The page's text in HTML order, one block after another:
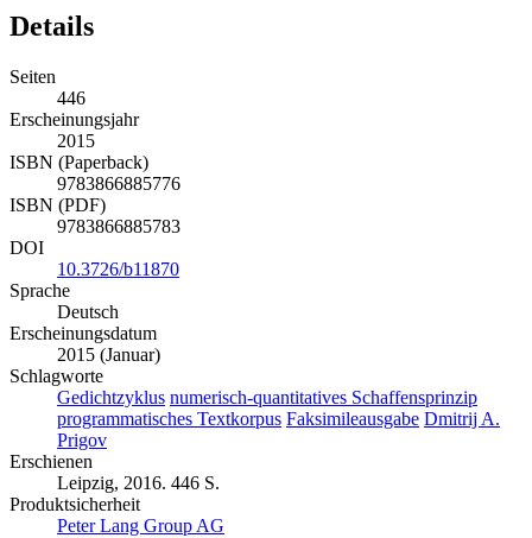
Details
Seiten
446
Erscheinungsjahr
2015
ISBN (Paperback)
9783866885776
ISBN (PDF)
9783866885783
DOI
10.3726/b11870
Sprache
Deutsch
Erscheinungsdatum
2015 (Januar)
Schlagworte
Gedichtzyklus numerisch-quantitatives Schaffensprinzip
programmatisches Textkorpus Faksimileausgabe Dmitrij A.
Prigov
Erschienen
Leipzig, 2016. 446 S.
Produktsicherheit
Peter Lang Group AG